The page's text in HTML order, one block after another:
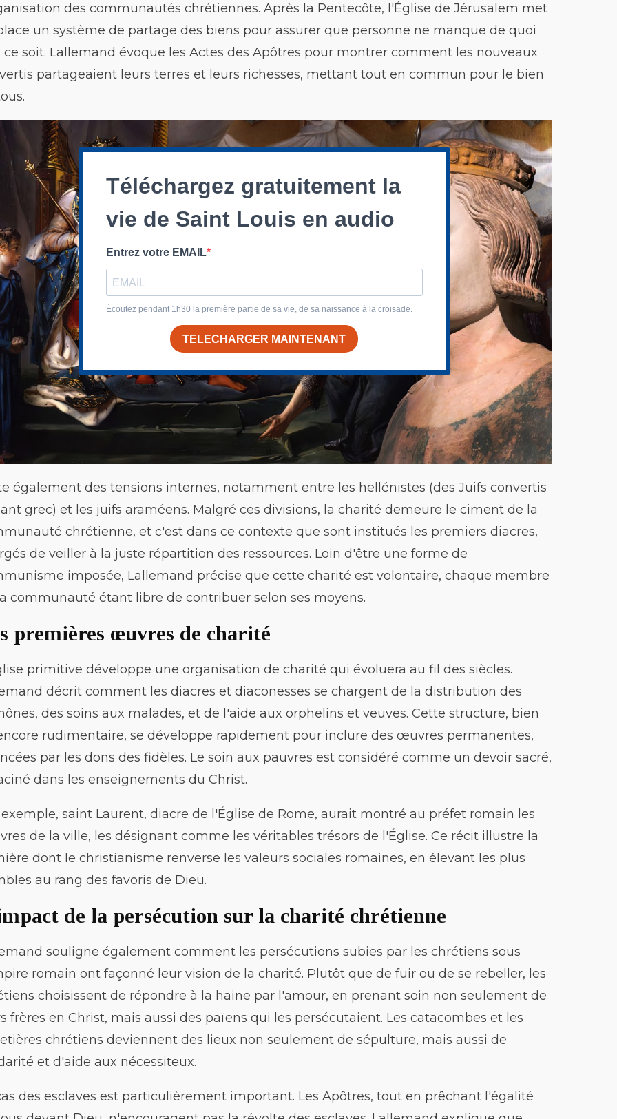
des communautés chrétiennes. Après la Pentecôte, l'Église de Jérusalem met
un système de partage des biens pour assurer que personne ne manque de quoi
ce soit. Lallemand évoque les Actes des Apôtres pour montrer comment les nouveaux
partageaient leurs terres et leurs richesses, mettant tout en commun pour le bien
également des tensions internes, notamment entre les hellénistes (des Juifs convertis
grec) et les juifs araméens. Malgré ces divisions, la charité demeure le ciment de la
chrétienne, et c'est dans ce contexte que sont institués les premiers diacres,
de veiller à la juste répartition des ressources. Loin d'être une forme de
imposée, Lallemand précise que cette charité est volontaire, chaque membre
communauté étant libre de contribuer selon ses moyens.
premières œuvres de charité
primitive développe une organisation de charité qui évoluera au fil des siècles.
décrit comment les diacres et diaconesses se chargent de la distribution des
des soins aux malades, et de l'aide aux orphelins et veuves. Cette structure, bien
rudimentaire, se développe rapidement pour inclure des œuvres permanentes,
par les dons des fidèles. Le soin aux pauvres est considéré comme un devoir sacré,
dans les enseignements du Christ.
saint Laurent, diacre de l'Église de Rome, aurait montré au préfet romain les
de la ville, les désignant comme les véritables trésors de l'Église. Ce récit illustre la
dont le christianisme renverse les valeurs sociales romaines, en élevant les plus
au rang des favoris de Dieu.
de la persécution sur la charité chrétienne
souligne également comment les persécutions subies par les chrétiens sous
romain ont façonné leur vision de la charité. Plutôt que de fuir ou de se rebeller, les
choisissent de répondre à la haine par l'amour, en prenant soin non seulement de
frères en Christ, mais aussi des païens qui les persécutaient. Les catacombes et les
chrétiens deviennent des lieux non seulement de sépulture, mais aussi de
et d'aide aux nécessiteux.
des esclaves est particulièrement important. Les Apôtres, tout en prêchant l'égalité